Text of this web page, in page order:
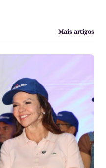
Mais artigos